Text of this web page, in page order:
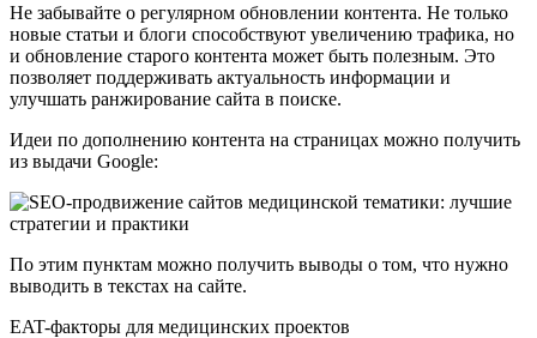
Не забывайте о регулярном обновлении контента. Не только
новые статьи и блоги способствуют увеличению трафика, но
и обновление старого контента может быть полезным. Это
позволяет поддерживать актуальность информации и
улучшать ранжирование сайта в поиске.
Идеи по дополнению контента на страницах можно получить
из выдачи Google:
По этим пунктам можно получить выводы о том, что нужно
выводить в текстах на сайте.
EAT-факторы для медицинских проектов